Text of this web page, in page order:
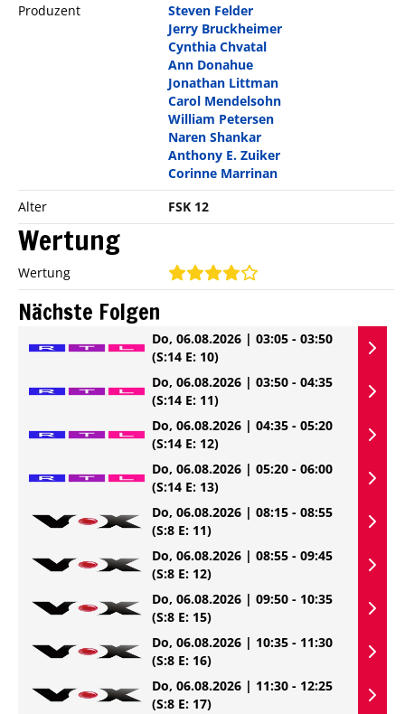
Produzent
Steven Felder
Jerry Bruckheimer
Cynthia Chvatal
Ann Donahue
Jonathan Littman
Carol Mendelsohn
William Petersen
Naren Shankar
Anthony E. Zuiker
Corinne Marrinan
Alter
FSK 12
Wertung
Wertung
Nächste Folgen
Do, 06.08.2026 | 03:05 - 03:50
(S:14 E: 10)
Do, 06.08.2026 | 03:50 - 04:35
(S:14 E: 11)
Do, 06.08.2026 | 04:35 - 05:20
(S:14 E: 12)
Do, 06.08.2026 | 05:20 - 06:00
(S:14 E: 13)
Do, 06.08.2026 | 08:15 - 08:55
(S:8 E: 11)
Do, 06.08.2026 | 08:55 - 09:45
(S:8 E: 12)
Do, 06.08.2026 | 09:50 - 10:35
(S:8 E: 15)
Do, 06.08.2026 | 10:35 - 11:30
(S:8 E: 16)
Do, 06.08.2026 | 11:30 - 12:25
(S:8 E: 17)